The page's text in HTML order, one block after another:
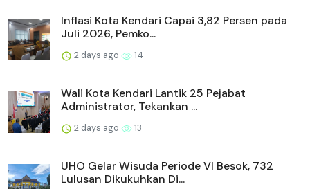
Inflasi Kota Kendari Capai 3,82 Persen pada
Juli 2026, Pemko...
2 days ago 14
Wali Kota Kendari Lantik 25 Pejabat
Administrator, Tekankan ...
2 days ago 13
UHO Gelar Wisuda Periode VI Besok, 732
Lulusan Dikukuhkan Di...